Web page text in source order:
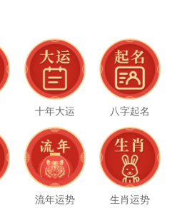
十年大运 八字起名
流年运势 生肖运势